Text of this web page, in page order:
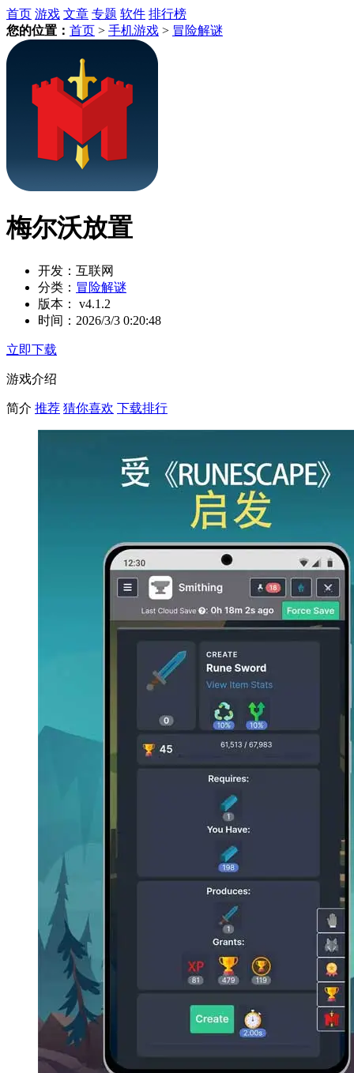
首页 游戏 文章 专题 软件 排行榜
您的位置： 首页 > 手机游戏 > 冒险解谜
梅尔沃放置
开发： 互联网
分类： 冒险解谜
版本：
v4.1.2
时间： 2026/3/3 0:20:48
立即下载
游戏介绍
简介 推荐 猜你喜欢 下载排行